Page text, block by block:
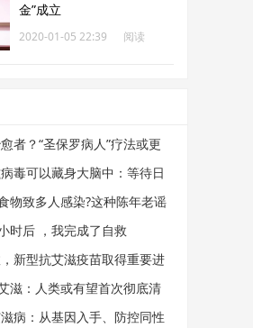
金”成立
2020-01-05 22:39
阅读
者？“圣保罗病人”疗法或更
证
毒可以藏身大脑中：等待日
物致多人感染?这种陈年老谣
时后 ，我完成了自救
新型抗艾滋疫苗取得重要进
滋：人类或有望首次彻底清
病：从基因入手、防控同性